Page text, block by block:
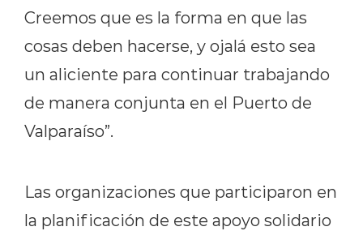
Creemos que es la forma en que las
cosas deben hacerse, y ojalá esto sea
un aliciente para continuar trabajando
de manera conjunta en el Puerto de
Valparaíso”.
Las organizaciones que participaron en
la planificación de este apoyo solidario